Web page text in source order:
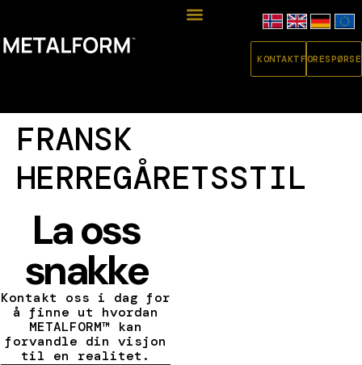
KONTAKT
FRANSK
HERREGÅRETSSTIL
La oss
snakke
Kontakt oss i dag for
å finne ut hvordan
METALFORM™ kan
forvandle din visjon
til en realitet.